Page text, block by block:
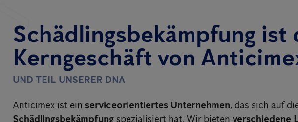
Schädlingsbekämpfung ist
Kerngeschäft von
UND TEIL UNSERER DNA
Anticimex ist ein serviceorientiertes Unternehmen, das sich auf
Schädlingsbekämpfung spezialisiert hat. Wir bieten verschiedene